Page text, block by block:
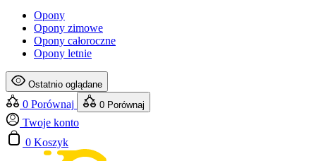
Opony
Opony zimowe
Opony całoroczne
Opony letnie
Ostatnio oglądane
0 Porównaj 0 Porównaj
Twoje konto
0 Koszyk